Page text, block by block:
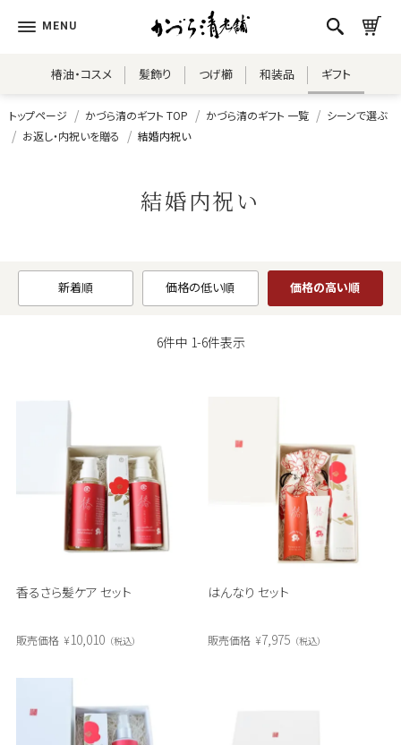
椿油・コスメ 髪飾り つげ櫛 和装品 ギフト
トップページ かづら清のギフト TOP かづら清のギフト 一覧
シーンで選ぶ
お返し・内祝いを贈る
結婚内祝い
結婚内祝い
新着順 価格の低い順 価格の高い順
6件中 1-6件表示
香るさら髪ケア セット
販売価格 ¥10,010 税込
はんなり セット
販売価格 ¥7,975 税込